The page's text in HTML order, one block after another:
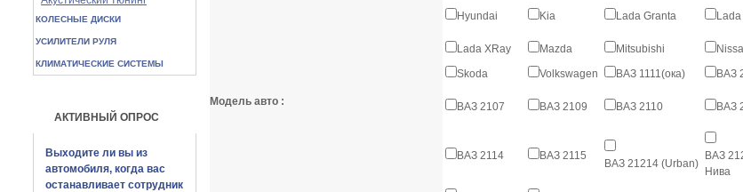
КОЛЕСНЫЕ ДИСКИ
УСИЛИТЕЛИ РУЛЯ
КЛИМАТИЧЕСКИЕ СИСТЕМЫ
АКТИВНЫЙ ОПРОС
Выходите ли вы из
автомобиля, когда вас
останавливает сотрудник
Модель авто :
Hyundai Kia Lada Granta
Lada XRay
Mazda Mitsubishi
Skoda
Volkswagen ВАЗ 1111(ока) ВАЗ
ВАЗ 2107 ВАЗ 2109 ВАЗ 2110 ВАЗ
ВАЗ 2114 ВАЗ 2115
ВАЗ 21214 (Urban)
ВАЗ
Нива